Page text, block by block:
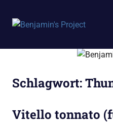
springen
Schlagwort:
Vitello tonnato